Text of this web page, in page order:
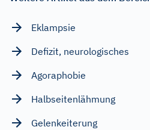
Eklampsie
Defizit, neurologisches
Agoraphobie
Halbseitenlähmung
Gelenkeiterung